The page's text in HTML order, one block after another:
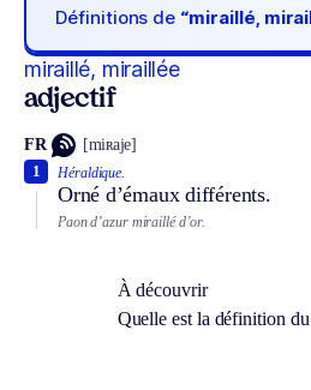
Définitions de “miraillé,
miraillé, miraillée
adjectif
FR [miʀaje]
Héraldique.
Orné d’émaux différents.
1
Paon d’azur miraillé d’or.
À découvrir
Quelle est la définition